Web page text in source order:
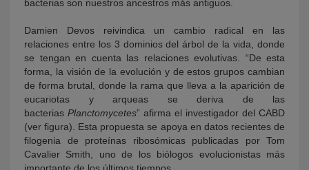
bacterias son nuestros ancestros más antiguos.
Damien Devos reivindica un cambio radical en las
relaciones entre los 3 dominios del árbol de la vida, donde
se tengan en cuenta las relaciones evolutivas. “De esta
forma, la visión de la evolución y de estos grupos cambian
de forma brutal, donde la rama que lleva a la aparición de
eucariotas y arqueas se deriva de las
bacterias Planctomycetes” afirma el investigador del CABD
(ver figura). Esta propuesta se apoya en datos recientes de
filogenia de proteínas ribosómicas publicadas por Tom
Cavalier Smith, uno de los biólogos evolucionistas más
importante de los últimos tiempos.